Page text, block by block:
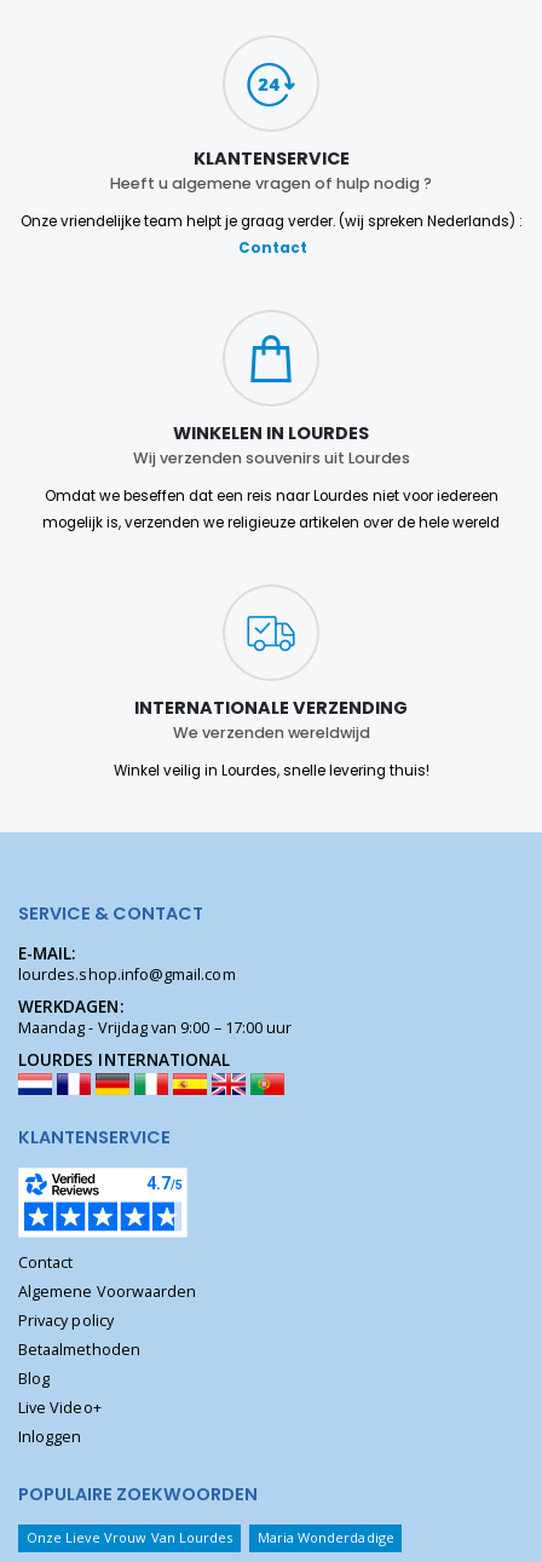
KLANTENSERVICE
Heeft u algemene vragen of hulp nodig ?
Onze vriendelijke team helpt je graag verder. (wij spreken Nederlands) :
Contact
WINKELEN IN LOURDES
Wij verzenden souvenirs uit Lourdes
Omdat we beseffen dat een reis naar Lourdes niet voor iedereen
mogelijk is, verzenden we religieuze artikelen over de hele wereld
INTERNATIONALE VERZENDING
We verzenden wereldwijd
Winkel veilig in Lourdes, snelle levering thuis!
SERVICE & CONTACT
E-MAIL:
lourdes.shop.info@gmail.com
WERKDAGEN:
Maandag - Vrijdag van 9:00 – 17:00 uur
LOURDES INTERNATIONAL
KLANTENSERVICE
Contact
Algemene Voorwaarden
Privacy policy
Betaalmethoden
Blog
Live Video+
Inloggen
POPULAIRE ZOEKWOORDEN
Onze Lieve Vrouw Van Lourdes Maria Wonderdadige